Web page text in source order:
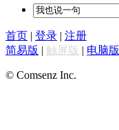
首页 | 登录 | 注册
简易版 | 触屏版 | 电脑版
© Comsenz Inc.